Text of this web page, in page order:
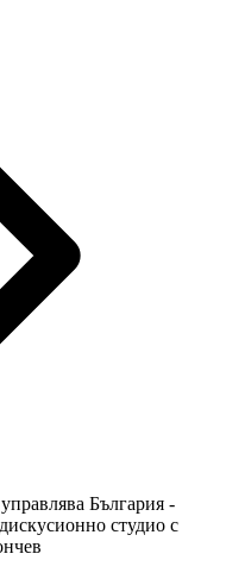
България -
студио с